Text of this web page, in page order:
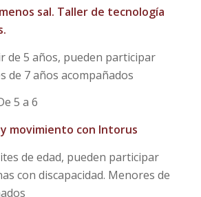
sal. Taller de tecnología
de 5 años, pueden participar
de 7 años acompañados
5 a 6
movimiento con Intorus
de edad, pueden participar
con discapacidad. Menores de